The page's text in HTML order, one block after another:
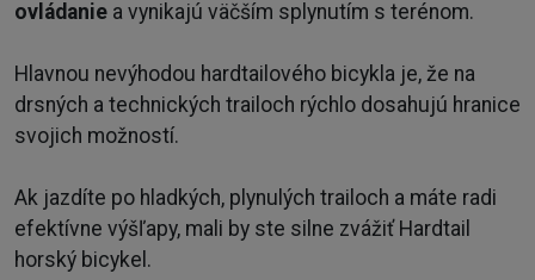
ovládanie a vynikajú väčším splynutím s terénom.
Hlavnou nevýhodou hardtailového bicykla je, že na
drsných a technických trailoch rýchlo dosahujú hranice
svojich možností.
Ak jazdíte po hladkých, plynulých trailoch a máte radi
efektívne výšľapy, mali by ste silne zvážiť Hardtail
horský bicykel.